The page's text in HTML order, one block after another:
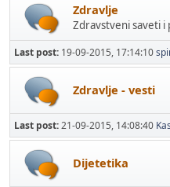
Zdravlje
Zdravstveni saveti i
Last post: 19-09-2015, 17:14:10
Zdravlje - vesti
Last post:21-09-2015, 14:08:40
Dijetetika